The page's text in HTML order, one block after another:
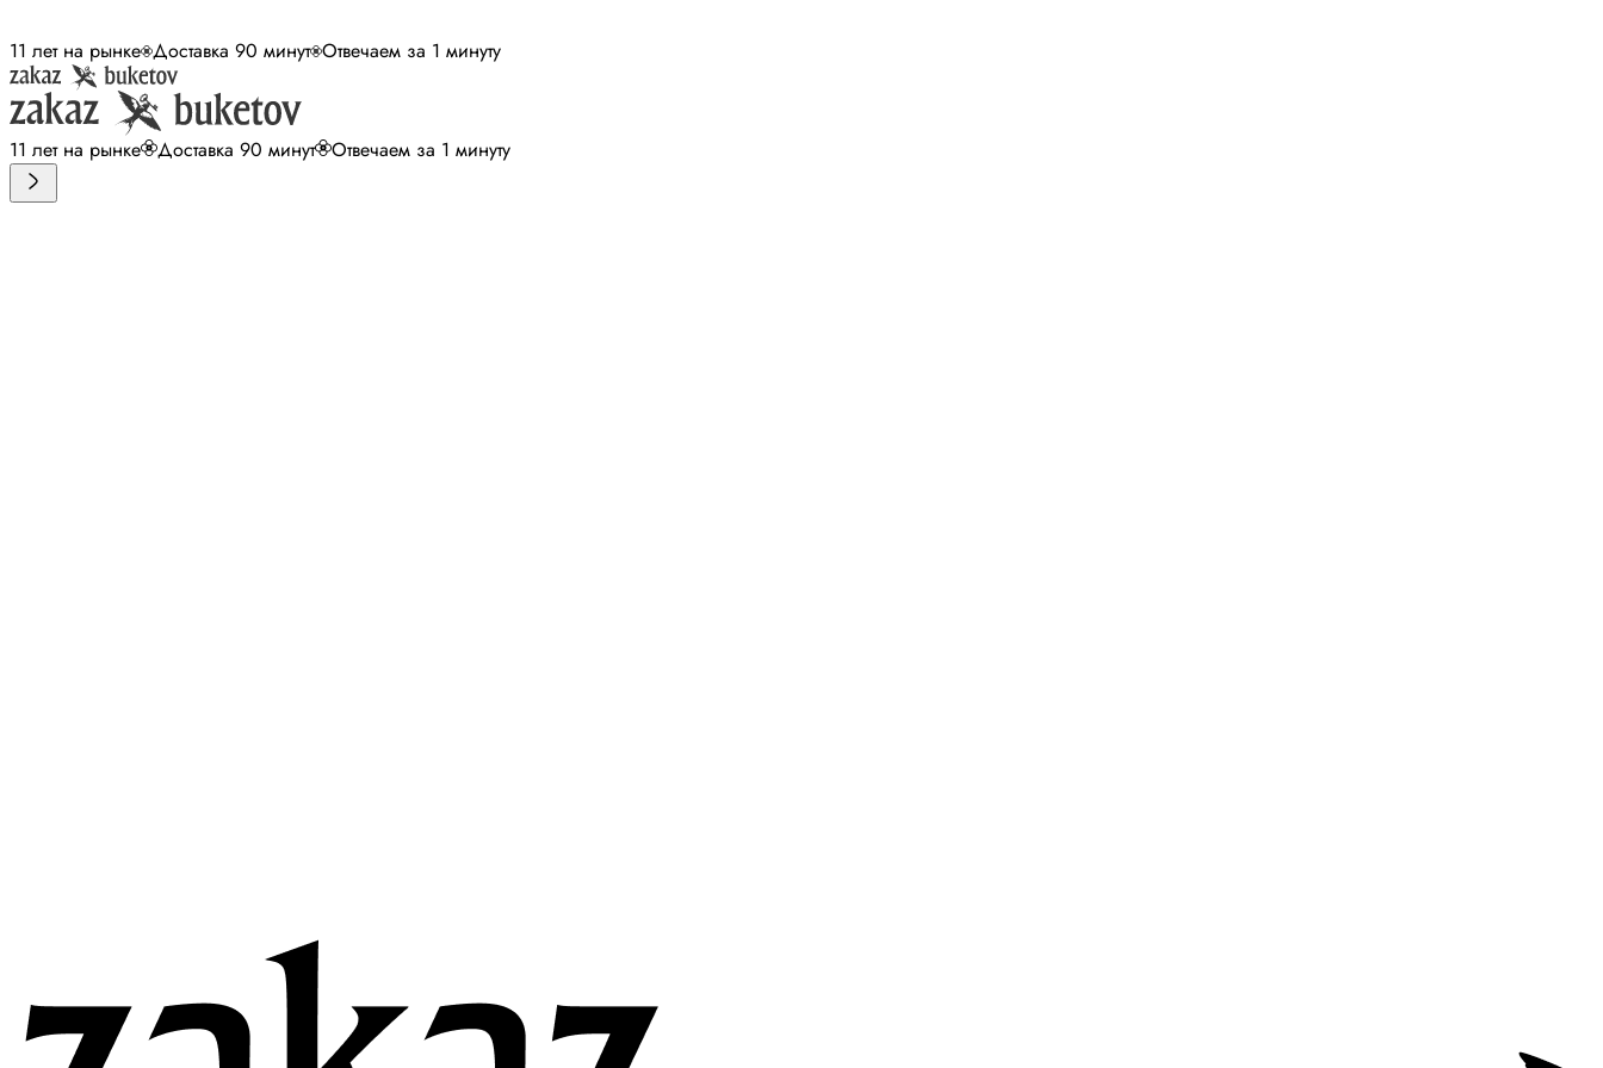
11 лет на рынке Доставка 90 минут Отвечаем за 1 минуту
11 лет на рынке Доставка 90 минут Отвечаем за 1 минуту